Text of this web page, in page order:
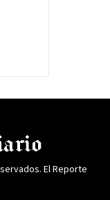
El Reporte